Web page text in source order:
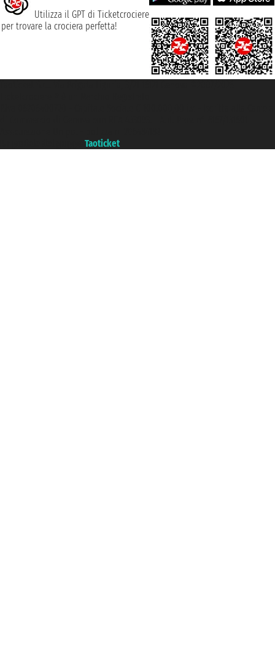
Utilizza il GPT di Ticketcrociere
per trovare la crociera perfetta!
Taoticket